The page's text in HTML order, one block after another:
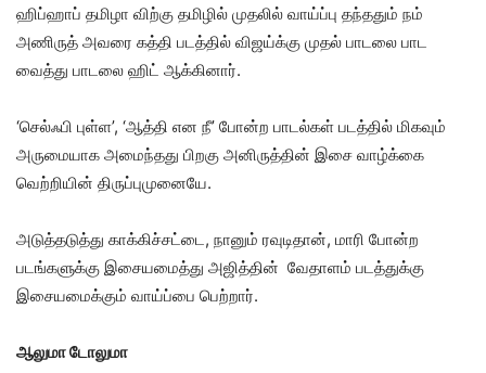
ஹிப்ஹாப் தமிழா விற்கு தமிழில் முதலில் வாய்ப்பு தந்ததும் நம்
அணிருத் அவரை கத்தி படத்தில் விஜய்க்கு முதல் பாடலை பாட
வைத்து பாடலை ஹிட் ஆக்கினார்.
‘செல்ஃபி புள்ள’, ‘ஆத்தி என நீ’ போன்ற பாடல்கள் படத்தில் மிகவும்
அருமையாக அமைந்தது பிறகு அனிருத்தின் இசை வாழ்க்கை
வெற்றியின் திருப்புமுனையே.
அடுத்தடுத்து காக்கிச்சட்டை, நானும் ரவுடிதான், மாரி போன்ற
படங்களுக்கு இசையமைத்து அஜித்தின் வேதாளம் படத்துக்கு
இசையமைக்கும் வாய்ப்பை பெற்றார்.
ஆலுமா டோலுமா